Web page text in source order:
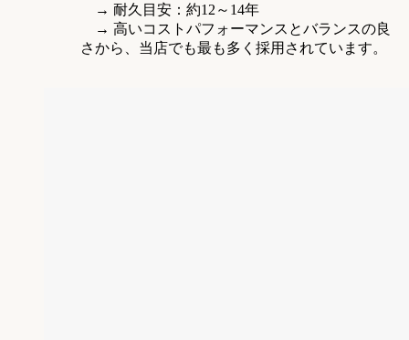
→ 耐久目安：約12～14年
→ 高いコストパフォーマンスとバランスの良
さから、当店でも最も多く採用されています。